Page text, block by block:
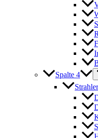
Spalte 4